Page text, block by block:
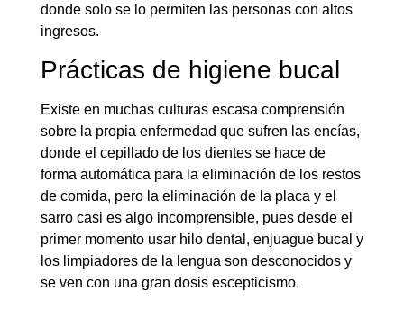
donde solo se lo permiten las personas con altos
ingresos.
Prácticas de higiene bucal
Existe en muchas culturas escasa comprensión
sobre la propia enfermedad que sufren las encías,
donde el cepillado de los dientes se hace de
forma automática para la eliminación de los restos
de comida, pero la eliminación de la placa y el
sarro casi es algo incomprensible, pues desde el
primer momento usar hilo dental, enjuague bucal y
los limpiadores de la lengua son desconocidos y
se ven con una gran dosis escepticismo.